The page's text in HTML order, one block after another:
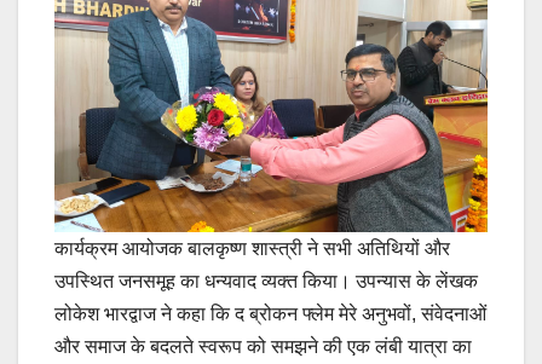
कार्यक्रम आयोजक बालकृष्ण शास्त्री ने सभी अतिथियों और
उपस्थित जनसमूह का धन्यवाद व्यक्त किया। उपन्यास के लेंखक
लोकेश भारद्वाज ने कहा कि द ब्रोकन फ्लेम मेरे अनुभवों, संवेदनाओं
और समाज के बदलते स्वरूप को समझने की एक लंबी यात्रा का